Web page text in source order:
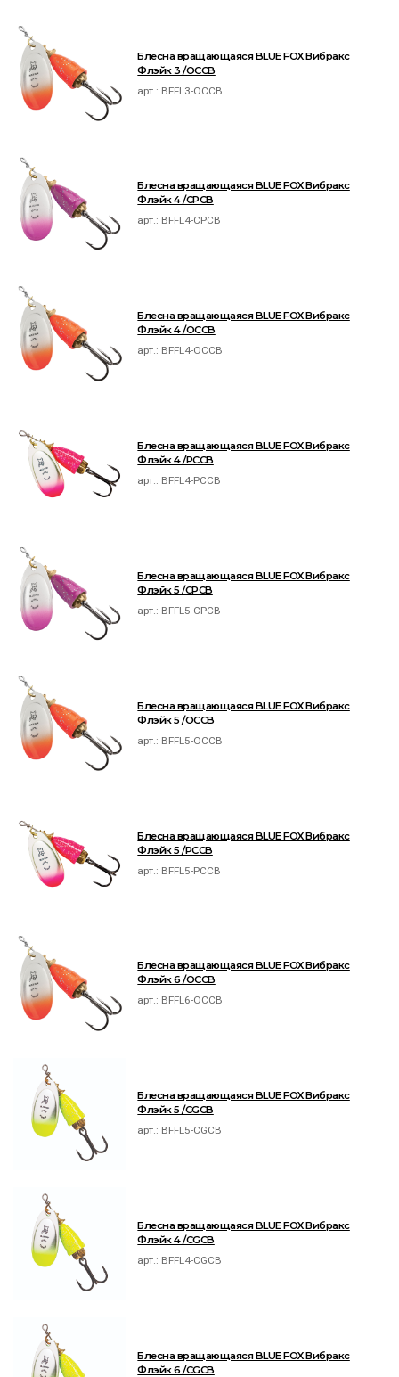
Блесна вращающаяся BLUE FOX Вибракс
Флэйк 3 /OCCB
арт.: BFFL3-OCCB
Блесна вращающаяся BLUE FOX Вибракс
Флэйк 4 /CPCB
арт.: BFFL4-CPCB
Блесна вращающаяся BLUE FOX Вибракс
Флэйк 4 /OCCB
арт.: BFFL4-OCCB
Блесна вращающаяся BLUE FOX Вибракс
Флэйк 4 /PCCB
арт.: BFFL4-PCCB
Блесна вращающаяся BLUE FOX Вибракс
Флэйк 5 /CPCB
арт.: BFFL5-CPCB
Блесна вращающаяся BLUE FOX Вибракс
Флэйк 5 /OCCB
арт.: BFFL5-OCCB
Блесна вращающаяся BLUE FOX Вибракс
Флэйк 5 /PCCB
арт.: BFFL5-PCCB
Блесна вращающаяся BLUE FOX Вибракс
Флэйк 6 /OCCB
арт.: BFFL6-OCCB
Блесна вращающаяся BLUE FOX Вибракс
Флэйк 5 /CGCB
арт.: BFFL5-CGCB
Блесна вращающаяся BLUE FOX Вибракс
Флэйк 4 /CGCB
арт.: BFFL4-CGCB
Блесна вращающаяся BLUE FOX Вибракс
Флэйк 6 /CGCB